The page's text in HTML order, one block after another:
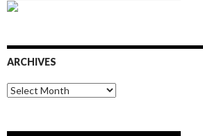
ARCHIVES
Archives